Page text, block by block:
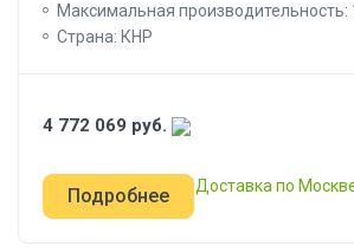
Максимальная
Страна: КНР
4 772 069 руб.
Подробнее Доставка по